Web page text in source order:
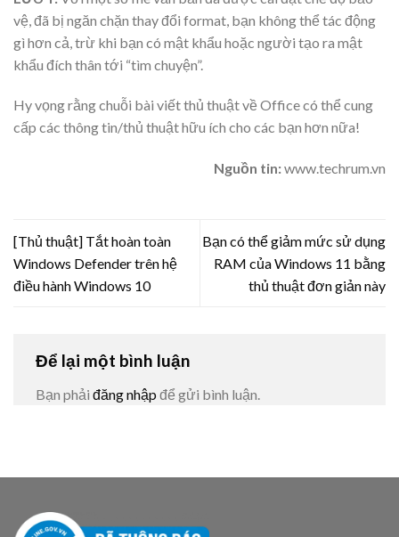
vệ, đã bị ngăn chặn thay đổi format, bạn không thể tác động
gì hơn cả, trừ khi bạn có mật khẩu hoặc người tạo ra mật
khẩu đích thân tới “tìm chuyện”.
Hy vọng rằng chuỗi bài viết thủ thuật về Office có thể cung
cấp các thông tin/thủ thuật hữu ích cho các bạn hơn nữa!
Nguồn tin:www.techrum.vn
[Thủ thuật] Tắt hoàn toàn
Windows Defender trên hệ
điều hành Windows 10
Bạn có thể giảm mức sử dụng
RAM của Windows 11 bằng
thủ thuật đơn giản này
Để lại một bình luận
Bạn phải đăng nhập để gửi bình luận.